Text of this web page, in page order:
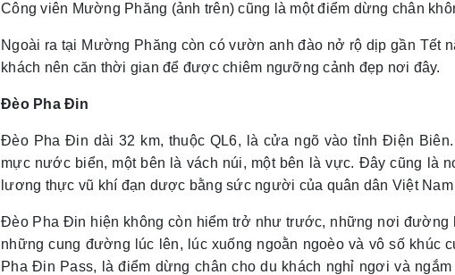
Công viên Mường Phăng (ảnh trên) cũng là một điểm dừng chân
Ngoài ra tại Mường Phăng còn có vườn anh đào nở rộ dịp gần Tết
khách nên căn thời gian để được chiêm ngưỡng cảnh đẹp nơi đây.
Đèo Pha Đin
Đèo Pha Đin dài 32 km, thuộc QL6, là cửa ngõ vào tỉnh Điện
mực nước biển, một bên là vách núi, một bên là vực. Đây cũng là
lương thực vũ khí đạn dược bằng sức người của quân dân Việt
Đèo Pha Đin hiện không còn hiểm trở như trước, những nơi đường
những cung đường lúc lên, lúc xuống ngoằn ngoèo và vô số khúc
Pha Đin Pass, là điểm dừng chân cho du khách nghỉ ngơi và